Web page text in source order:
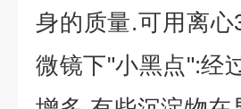
身的质量.可用离
微镜下"小黑点":经